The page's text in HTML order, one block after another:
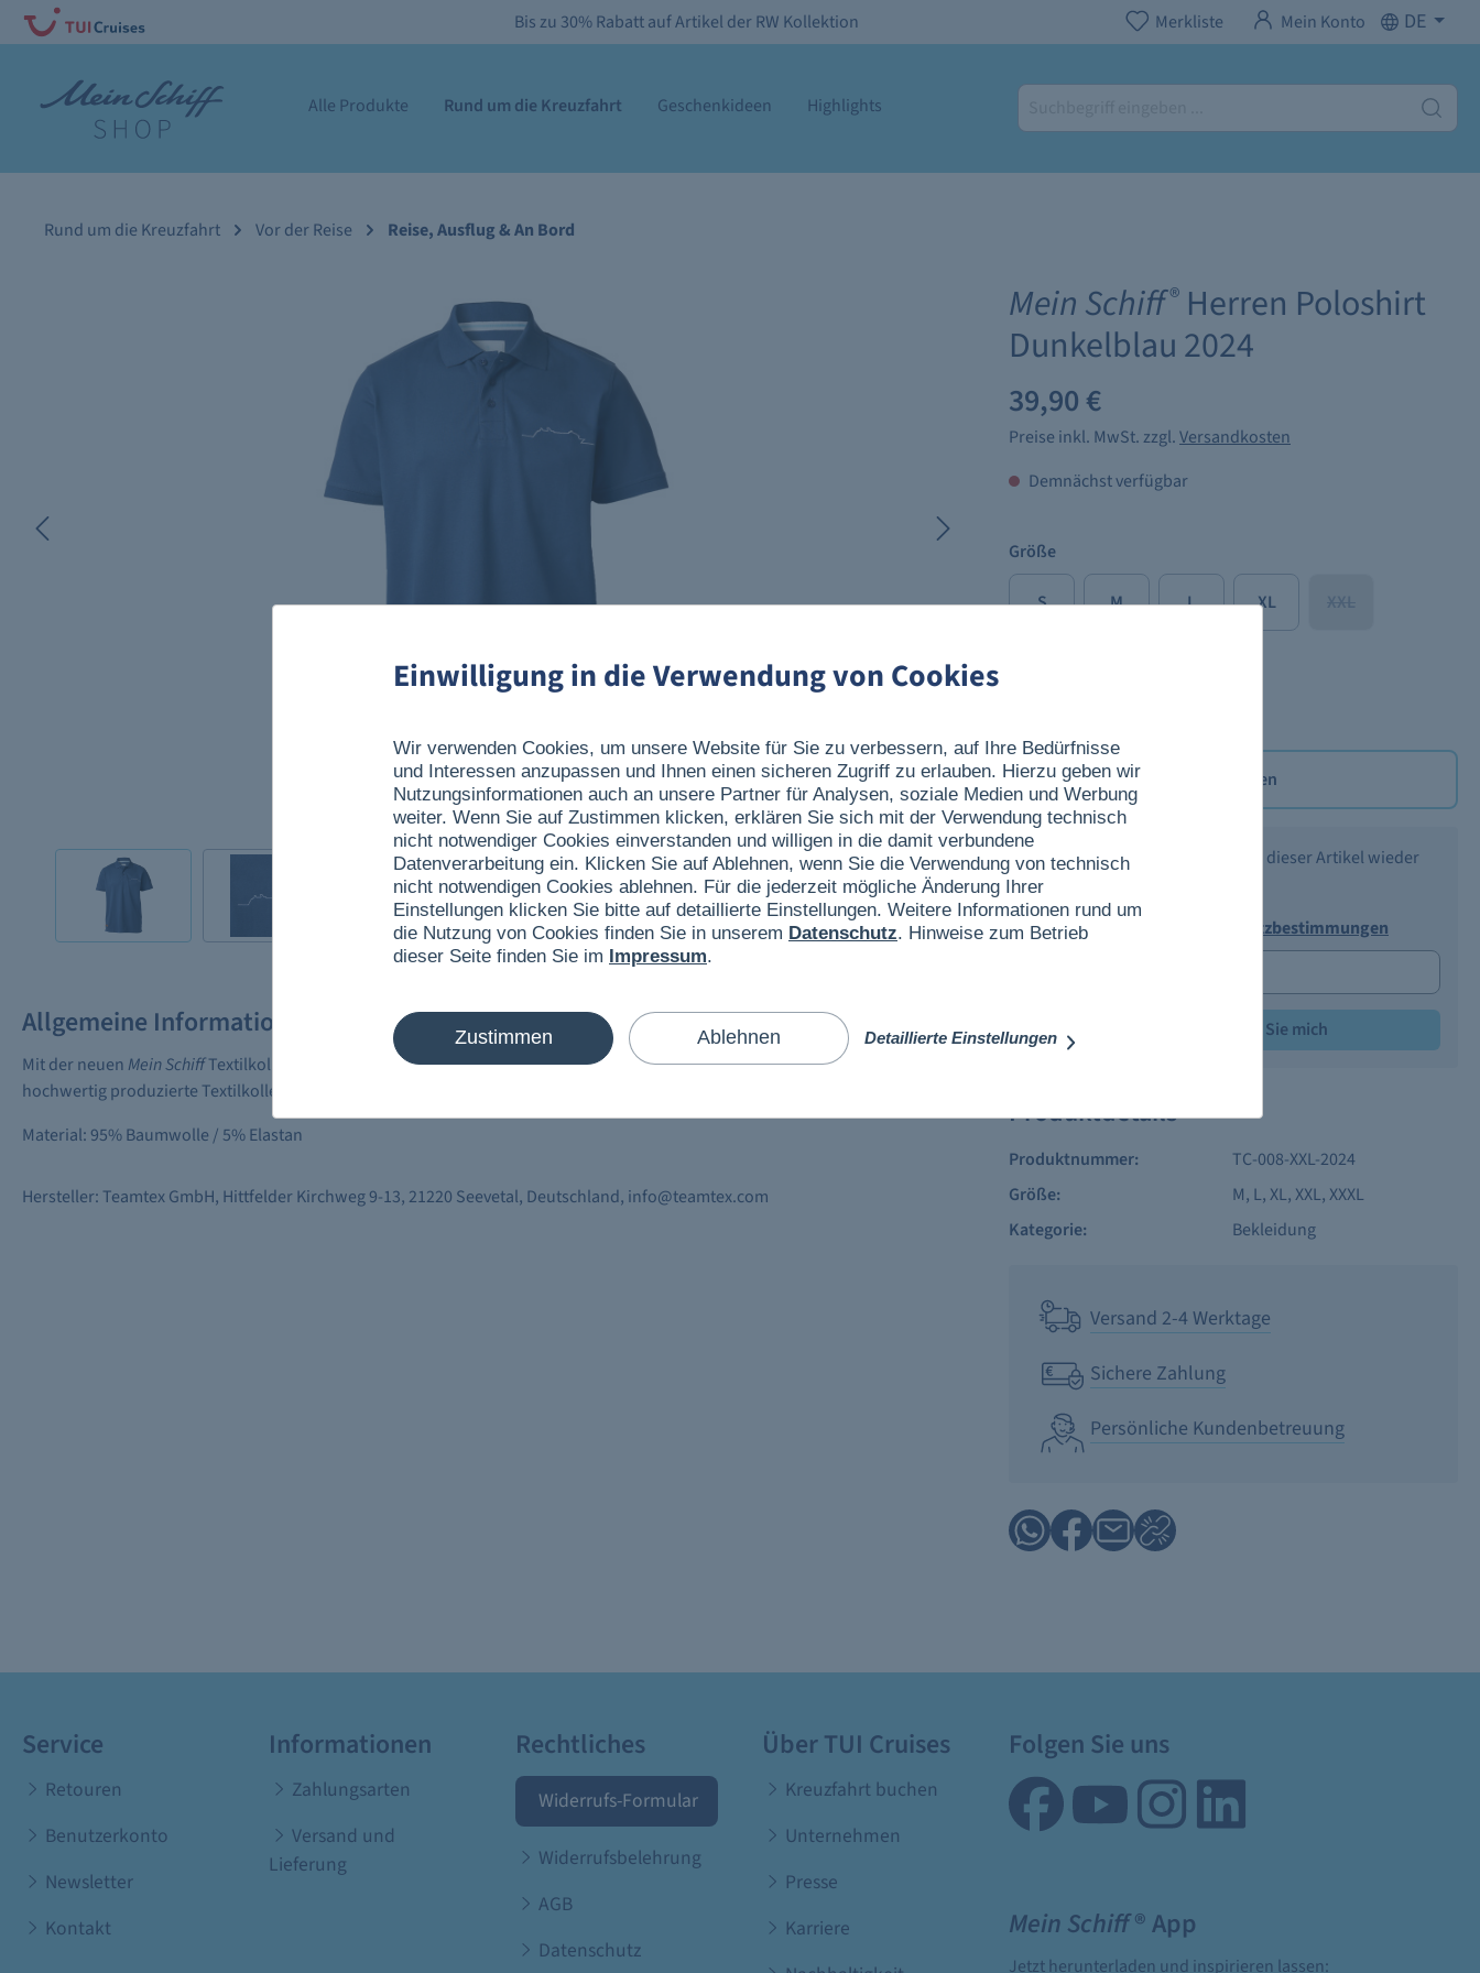
Bis zu 30% Rabatt auf Artikel der RW Kollektion Merkliste Mein Konto DE
Alle Produkte Rund um die Kreuzfahrt Geschenkideen Highlights
Rund um die Kreuzfahrt Vor der Reise Reise, Ausflug & An Bord
Allgemeine Informationen
Mit der neuen Mein SchiffTextilkollektion können Sie dasMein SchiffKreuzfahrtgefühl direkt auf Ihrer Haut spüren. Die
hochwertig produzierte Textilkollektion überzeugt mit maritimen und modischen Kleidungsstücken sowie liebevollen Details.
Material: 95% Baumwolle / 5% Elastan
Hersteller: Teamtex GmbH, Hittfelder Kirchweg 9-13, 21220 Seevetal, Deutschland, info@teamtex.com
Mein Schiff® Herren Poloshirt
Dunkelblau 2024
39,90 €
Preise inkl. MwSt. zzgl.Versandkosten
Demnächst verfügbar
Größe
S M L XL XXL
Merken
Benachrichtigen Sie mich, wenn dieser Artikel wieder
verfügbar ist.
Ich akzeptiere die
Datenschutzbestimmungen
Benachrichtigen Sie mich
Produktdetails
Produktnummer:
TC-008-XXL-2024
Größe:
M, L, XL, XXL, XXXL
Kategorie:
Bekleidung
Versand 2-4 Werktage
Sichere Zahlung
Persönliche Kundenbetreuung
Service
Retouren
Benutzerkonto
Newsletter
Kontakt
Informationen
Zahlungsarten
Versand und
Lieferung
Rechtliches
Widerrufs-Formular
Widerrufsbelehrung
AGB
Datenschutz
Über TUI Cruises
Kreuzfahrt buchen
Unternehmen
Presse
Karriere
Folgen Sie uns
Mein Schiff® App
Jetzt herunterladen und inspirieren lassen:
Einwilligung in die Verwendung von Cookies
Wir verwenden Cookies, um unsere Website für Sie zu verbessern, auf Ihre Bedürfnisse
und Interessen anzupassen und Ihnen einen sicheren Zugriff zu erlauben. Hierzu geben wir
Nutzungsinformationen auch an unsere Partner für Analysen, soziale Medien und Werbung
weiter. Wenn Sie auf Zustimmen klicken, erklären Sie sich mit der Verwendung technisch
nicht notwendiger Cookies einverstanden und willigen in die damit verbundene
Datenverarbeitung ein. Klicken Sie auf Ablehnen, wenn Sie die Verwendung von technisch
nicht notwendigen Cookies ablehnen. Für die jederzeit mögliche Änderung Ihrer
Einstellungen klicken Sie bitte auf detaillierte Einstellungen. Weitere Informationen rund um
die Nutzung von Cookies finden Sie in unserem Datenschutz. Hinweise zum Betrieb
dieser Seite finden Sie im Impressum.
Zustimmen Ablehnen Detaillierte Einstellungen